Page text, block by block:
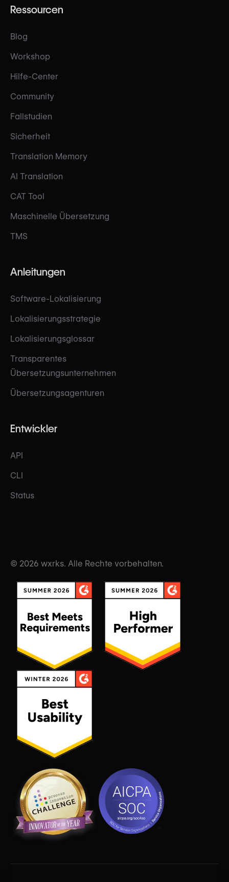
Ressourcen
Blog
Workshop
Hilfe-Center
Community
Fallstudien
Sicherheit
Translation Memory
AI Translation
CAT Tool
Maschinelle Übersetzung
TMS
Anleitungen
Software-Lokalisierung
Lokalisierungsstrategie
Lokalisierungsglossar
Transparentes
Übersetzungsunternehmen
Übersetzungsagenturen
Entwickler
API
CLI
Status
© 2026 wxrks. Alle Rechte vorbehalten.